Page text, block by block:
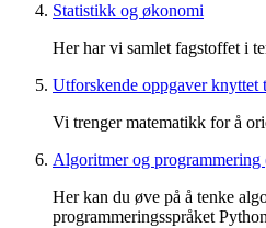
Statistikk og økonomi
Her har vi samlet fagstoffet i
Utforskende oppgaver knyttet
Vi trenger matematikk for å
Algoritmer og programmering
Her kan du øve på å tenke
programmeringsspråket